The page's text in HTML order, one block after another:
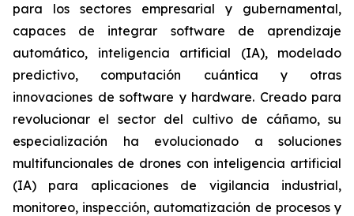
para los sectores empresarial y gubernamental,
capaces de integrar software de aprendizaje
automático, inteligencia artificial (IA), modelado
predictivo, computación cuántica y otras
innovaciones de software y hardware. Creado para
revolucionar el sector del cultivo de cáñamo, su
especialización ha evolucionado a soluciones
multifuncionales de drones con inteligencia artificial
(IA) para aplicaciones de vigilancia industrial,
monitoreo, inspección, automatización de procesos y